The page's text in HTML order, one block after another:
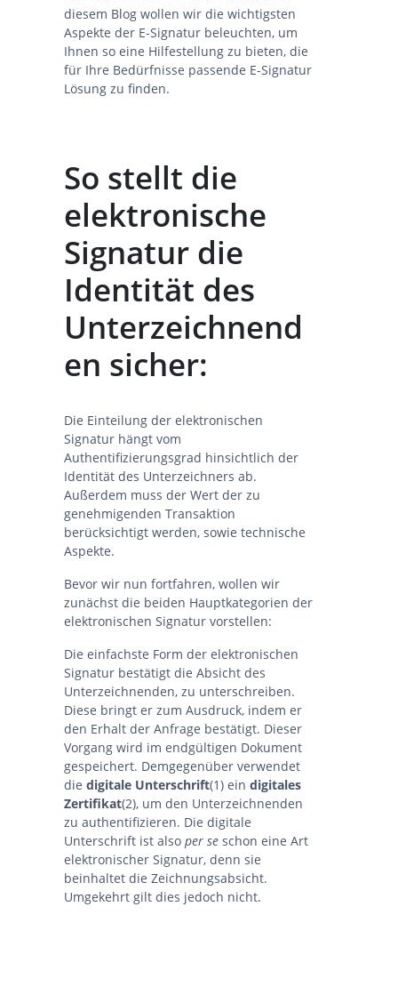
diesem Blog wollen wir die wichtigsten
Aspekte der E-Signatur beleuchten, um
Ihnen so eine Hilfestellung zu bieten, die
für Ihre Bedürfnisse passende E-Signatur
Lösung zu finden.
So stellt die
elektronische
Signatur die
Identität des
Unterzeichnend
en sicher:
Die Einteilung der elektronischen
Signatur hängt vom
Authentifizierungsgrad hinsichtlich der
Identität des Unterzeichners ab.
Außerdem muss der Wert der zu
genehmigenden Transaktion
berücksichtigt werden, sowie technische
Aspekte.
Bevor wir nun fortfahren, wollen wir
zunächst die beiden Hauptkategorien der
elektronischen Signatur vorstellen:
Die einfachste Form der elektronischen
Signatur bestätigt die Absicht des
Unterzeichnenden, zu unterschreiben.
Diese bringt er zum Ausdruck, indem er
den Erhalt der Anfrage bestätigt. Dieser
Vorgang wird im endgültigen Dokument
gespeichert. Demgegenüber verwendet
die digitale Unterschrift(1) ein digitales
Zertifikat(2), um den Unterzeichnenden
zu authentifizieren. Die digitale
Unterschrift ist also per se schon eine Art
elektronischer Signatur, denn sie
beinhaltet die Zeichnungsabsicht.
Umgekehrt gilt dies jedoch nicht.